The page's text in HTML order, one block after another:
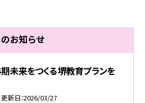
お知らせ
来をつくる堺教育プランを
更新日 2026/03/27